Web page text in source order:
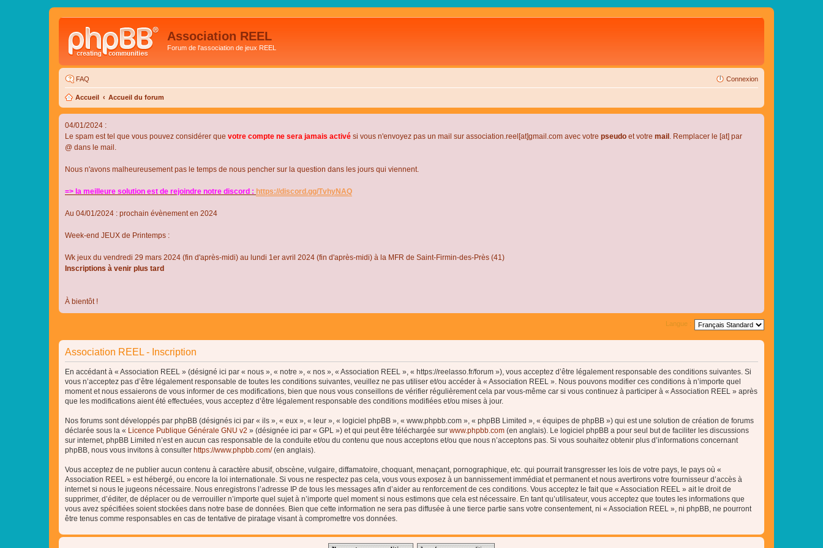
Association REEL
Forum de l'association de jeux REEL
FAQ Connexion
Accueil Accueil du forum
04/01/2024 :
Le spam est tel que vous pouvez considérer que votre compte ne sera jamais activé si vous n'envoyez pas un mail sur association.reel[at]gmail.com avec votre pseudo et votre mail . Remplacer le [at] par
@ dans le mail.
Nous n'avons malheureusement pas le temps de nous pencher sur la question dans les jours qui viennent.
=> la meilleure solution est de rejoindre notre discord : https://discord.gg/TvhyNAQ
Au 04/01/2024 : prochain évènement en 2024
Week-end JEUX de Printemps :
Wk jeux du vendredi 29 mars 2024 (fin d'après-midi) au lundi 1er avril 2024 (fin d'après-midi) à la MFR de Saint-Firmin-des-Près (41)
Inscriptions à venir plus tard
À bientôt !
Langue :
Association REEL - Inscription
En accédant à « Association REEL » (désigné ici par « nous », « notre », « nos », « Association REEL », « https://reelasso.fr/forum »), vous acceptez d’être légalement responsable des conditions suivantes. Si
vous n’acceptez pas d’être légalement responsable de toutes les conditions suivantes, veuillez ne pas utiliser et/ou accéder à « Association REEL ». Nous pouvons modifier ces conditions à n’importe quel
moment et nous essaierons de vous informer de ces modifications, bien que nous vous conseillons de vérifier régulièrement cela par vous-même car si vous continuez à participer à « Association REEL » après
que les modifications aient été effectuées, vous acceptez d’être légalement responsable des conditions modifiées et/ou mises à jour.
Nos forums sont développés par phpBB (désignés ici par « ils », « eux », « leur », « logiciel phpBB », « www.phpbb.com », « phpBB Limited », « équipes de phpBB ») qui est une solution de création de forums
déclarée sous la « Licence Publique Générale GNU v2 » (désignée ici par « GPL ») et qui peut être téléchargée sur www.phpbb.com (en anglais). Le logiciel phpBB a pour seul but de faciliter les discussions
sur internet, phpBB Limited n’est en aucun cas responsable de la conduite et/ou du contenu que nous acceptons et/ou que nous n’acceptons pas. Si vous souhaitez obtenir plus d’informations concernant
phpBB, nous vous invitons à consulter https://www.phpbb.com/(en anglais).
Vous acceptez de ne publier aucun contenu à caractère abusif, obscène, vulgaire, diffamatoire, choquant, menaçant, pornographique, etc. qui pourrait transgresser les lois de votre pays, le pays où «
Association REEL » est hébergé, ou encore la loi internationale. Si vous ne respectez pas cela, vous vous exposez à un bannissement immédiat et permanent et nous avertirons votre fournisseur d’accès à
internet si nous le jugeons nécessaire. Nous enregistrons l’adresse IP de tous les messages afin d’aider au renforcement de ces conditions. Vous acceptez le fait que « Association REEL » ait le droit de
supprimer, d’éditer, de déplacer ou de verrouiller n’importe quel sujet à n’importe quel moment si nous estimons que cela est nécessaire. En tant qu’utilisateur, vous acceptez que toutes les informations que
vous avez spécifiées soient stockées dans notre base de données. Bien que cette information ne sera pas diffusée à une tierce partie sans votre consentement, ni « Association REEL », ni phpBB, ne pourront
être tenus comme responsables en cas de tentative de piratage visant à compromettre vos données.